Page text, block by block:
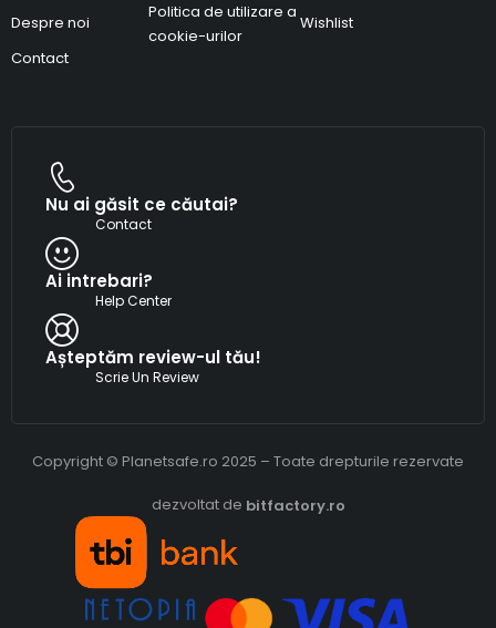
Despre noi
Contact
Politica de utilizare a
cookie-urilor
Wishlist
Nu ai găsit ce căutai?
Contact
Ai intrebari?
Help Center
Așteptăm review-ul tău!
Scrie Un Review
Copyright © Planetsafe.ro 2025 – Toate drepturile rezervate
dezvoltat de bitfactory.ro